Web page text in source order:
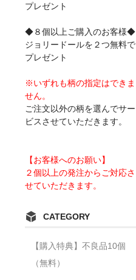
プレゼント
◆８個以上ご購入のお客様◆
ジョリードールを２つ無料で
プレゼント
※いずれも柄の指定はできま
せん。
ご注文以外の柄を選んでサー
ビスさせていただきます。
【お客様へのお願い】
２個以上の発注からご対応さ
せていただきます。
CATEGORY
【購入特典】不良品10個
（無料）